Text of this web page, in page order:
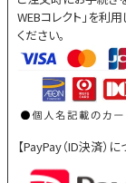
WEBコレクト」を利
ください。
【PayPay（ID決済）